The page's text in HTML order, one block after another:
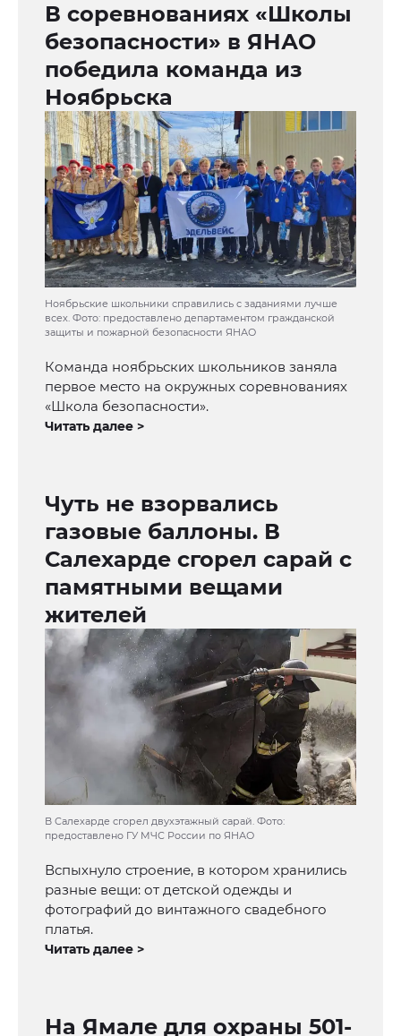
В соревнованиях «Школы
безопасности» в ЯНАО
победила команда из
Ноябрьска
Ноябрьские школьники справились с заданиями лучше
всех. Фото: предоставлено департаментом гражданской
защиты и пожарной безопасности ЯНАО
Команда ноябрьских школьников заняла
первое место на окружных соревнованиях
«Школа безопасности».
Читать далее >
Чуть не взорвались
газовые баллоны. В
Салехарде сгорел сарай с
памятными вещами
жителей
В Салехарде сгорел двухэтажный сарай. Фото:
предоставлено ГУ МЧС России по ЯНАО
Вспыхнуло строение, в котором хранились
разные вещи: от детской одежды и
фотографий до винтажного свадебного
платья.
Читать далее >
На Ямале для охраны 501-